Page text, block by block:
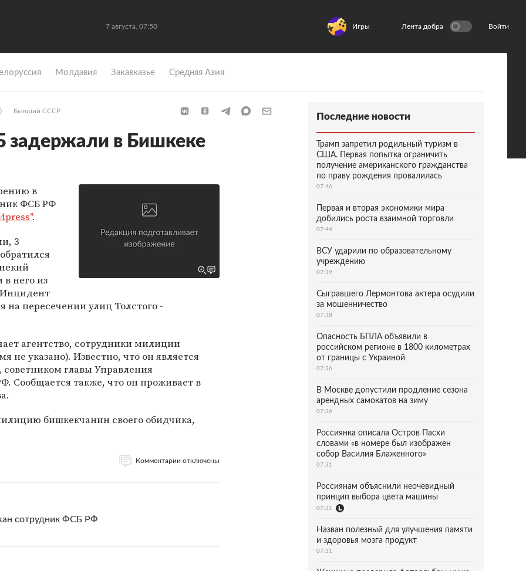
7 августа, 07:50 Игры Лента добра Войти
Молдавия Закавказье Средняя Азия
Бывший СССР
задержали в Бишкеке
в
ФСБ РФ
.
3
него из
Инцидент
на пересечении улиц Толстого -
агентство, сотрудники милиции
не указано). Известно, что он является
главы Управления
Сообщается также, что он проживает в
бишкекчанин своего обидчика,
Комментарии отключены
сотрудник ФСБ РФ
Последние новости
Трамп запретил родильный туризм в
США. Первая попытка ограничить
получение американского гражданства
по праву рождения провалилась
07:46
Первая и вторая экономики мира
добились роста взаимной торговли
07:44
ВСУ ударили по образовательному
учреждению
07:39
Сыгравшего Лермонтова актера осудили
за мошенничество
07:38
Опасность БПЛА объявили в
российском регионе в 1800 километрах
от границы с Украиной
07:36
В Москве допустили продление сезона
арендных самокатов на зиму
07:36
Россиянка описала Остров Пасхи
словами «в номере был изображен
собор Василия Блаженного»
07:31
Россиянам объяснили неочевидный
принцип выбора цвета машины
07:31
Назван полезный для улучшения памяти
и здоровья мозга продукт
07:31